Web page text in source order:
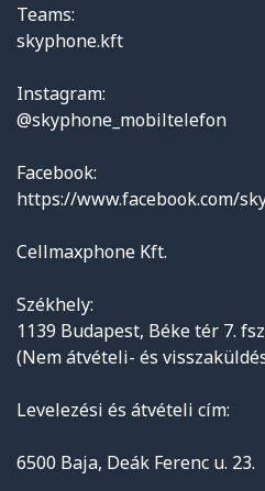
Teams:
skyphone.kft
Instagram:
@skyphone_mobiltelefon
Facebook:
https://www.facebook.com/
Cellmaxphone Kft.
Székhely:
1139 Budapest, Béke tér 7.
(Nem átvételi- és
Levelezési és átvételi cím:
6500 Baja, Deák Ferenc u. 23.